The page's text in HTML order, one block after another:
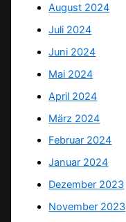
August 2024
Juli 2024
Juni 2024
Mai 2024
April 2024
März 2024
Februar 2024
Januar 2024
Dezember 2023
November 2023